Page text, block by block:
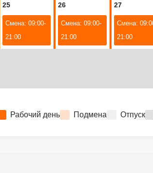
25
Смена: 09:00-
21:00
26
Смена: 09:00-
21:00
27
Смена:
21:00
Рабочий день Подмена Отпуск